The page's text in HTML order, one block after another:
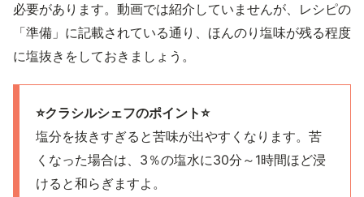
必要があります。動画では紹介していませんが、レシピの
「準備」に記載されている通り、ほんのり塩味が残る程度
に塩抜きをしておきましょう。
⭐️クラシルシェフのポイント⭐️
塩分を抜きすぎると苦味が出やすくなります。苦
くなった場合は、3％の塩水に30分～1時間ほど浸
けると和らぎますよ。